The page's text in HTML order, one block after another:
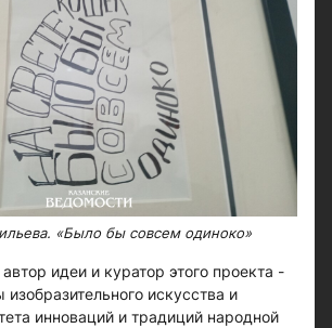
«Было бы совсем одиноко»
идеи и куратор этого проекта -
искусства и
инноваций и традиций народной